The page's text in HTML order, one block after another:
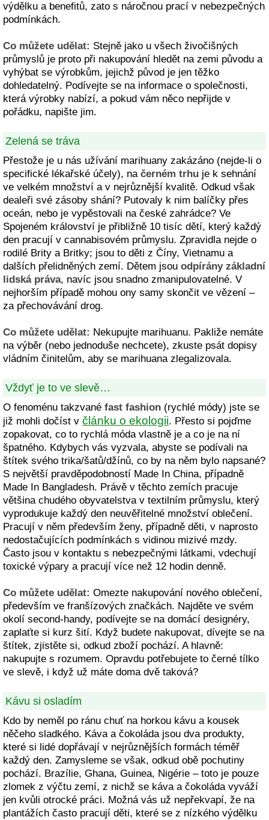
výdělku a benefitů, zato s náročnou prací v nebezpečných
podmínkách.
Co můžete udělat: Stejně jako u všech živočišných
průmyslů je proto při nakupování hledět na zemi původu a
vyhýbat se výrobkům, jejichž původ je jen těžko
dohledatelný. Podívejte se na informace o společnosti,
která výrobky nabízí, a pokud vám něco nepřijde v
pořádku, napište jim.
Zelená se tráva
Přestože je u nás užívání marihuany zakázáno (nejde-li o
specifické lékařské účely), na černém trhu je k sehnání
ve velkém množství a v nejrůznější kvalitě. Odkud však
dealeři své zásoby shání? Putovaly k nim balíčky přes
oceán, nebo je vypěstovali na české zahrádce? Ve
Spojeném království je přibližně 10 tisíc dětí, který každý
den pracují v cannabisovém průmyslu. Zpravidla nejde o
rodilé Brity a Britky; jsou to děti z Číny, Vietnamu a
dalších přelidněných zemí. Dětem jsou odpírány základní
lidská práva, navíc jsou snadno zmanipulovatelné. V
nejhorším případě mohou ony samy skončit ve vězení –
za přechovávání drog.
Co můžete udělat: Nekupujte marihuanu. Pakliže nemáte
na výběr (nebo jednoduše nechcete), zkuste psát dopisy
vládním činitelům, aby se marihuana zlegalizovala.
Vždyť je to ve slevě…
O fenoménu takzvané fast fashion (rychlé módy) jste se
již mohli dočíst v článku o ekologii. Přesto si pojďme
zopakovat, co to rychlá móda vlastně je a co je na ní
špatného. Kdybych vás vyzvala, abyste se podívali na
štítek svého trika/šatů/džínů, co by na něm bylo napsané?
S největší pravděpodobností Made In China, případně
Made In Bangladesh. Právě v těchto zemích pracuje
většina chudého obyvatelstva v textilním průmyslu, který
vyprodukuje každý den neuvěřitelné množství oblečení.
Pracují v něm především ženy, případně děti, v naprosto
nedostačujících podmínkách s vidinou mizivé mzdy.
Často jsou v kontaktu s nebezpečnými látkami, vdechují
toxické výpary a pracují více než 12 hodin denně.
Co můžete udělat: Omezte nakupování nového oblečení,
především ve franšízových značkách. Najděte ve svém
okolí second-handy, podívejte se na domácí designéry,
zaplaťte si kurz šití. Když budete nakupovat, dívejte se na
štítek, zjistěte si, odkud zboží pochází. A hlavně:
nakupujte s rozumem. Opravdu potřebujete to černé tílko
ve slevě, i když už máte doma dvě taková?
Kávu si osladím
Kdo by neměl po ránu chuť na horkou kávu a kousek
něčeho sladkého. Káva a čokoláda jsou dva produkty,
které si lidé dopřávají v nejrůznějších formách téměř
každý den. Zamysleme se však, odkud obě pochutiny
pochází. Brazílie, Ghana, Guinea, Nigérie – toto je pouze
zlomek z výčtu zemí, z nichž se káva a čokoláda vyváží
jen kvůli otrocké práci. Možná vás už nepřekvapí, že na
plantážích často pracují děti, které se z nízkého výdělku